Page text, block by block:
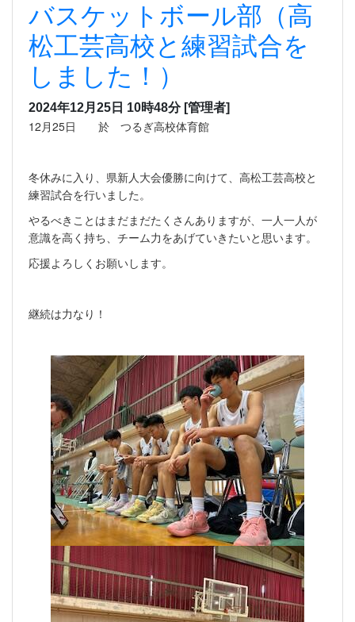
バスケットボール部（高
松工芸高校と練習試合を
しました！）
2024年12月25日 10時48分 [管理者]
12月25日 於 つるぎ高校体育館
冬休みに入り、県新人大会優勝に向けて、高松工芸高校と
練習試合を行いました。
やるべきことはまだまだたくさんありますが、一人一人が
意識を高く持ち、チーム力をあげていきたいと思います。
応援よろしくお願いします。
継続は力なり！